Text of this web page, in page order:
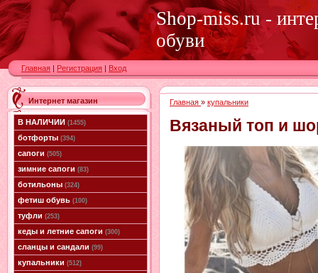
Shop-miss.ru -
обуви
Главная | Регистрация | Вход
Интернет магазин
В НАЛИЧИИ (1455)
ботфорты (394)
сапоги (505)
зимние сапоги (83)
ботильоны (324)
фетиш обувь (100)
туфли (253)
кеды и летние сапоги (300)
сланцы и сандали (99)
купальники (512)
Главная » купальники
Вязаный топ и